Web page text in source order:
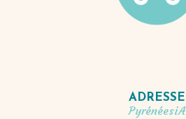
ADRESSE
PyrénéesiA